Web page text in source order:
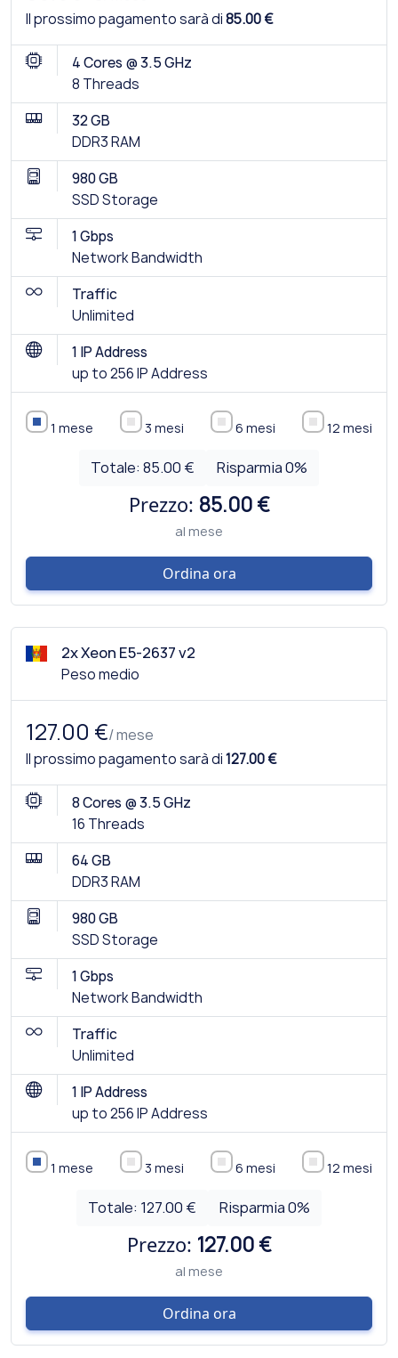
Il prossimo pagamento sarà di85.00 €
4 Cores @ 3.5 GHz
8 Threads
32 GB
DDR3 RAM
980 GB
SSD Storage
1 Gbps
Network Bandwidth
Traffic
Unlimited
1 IP Address
up to 256 IP Address
1 mese 3 mesi 6 mesi 12 mesi
Totale: 85.00 € Risparmia0%
Prezzo: 85.00 €
al mese
Ordina ora
2x Xeon E5-2637 v2
Peso medio
127.00 €/ mese
Il prossimo pagamento sarà di127.00 €
8 Cores @ 3.5 GHz
16 Threads
64 GB
DDR3 RAM
980 GB
SSD Storage
1 Gbps
Network Bandwidth
Traffic
Unlimited
1 IP Address
up to 256 IP Address
1 mese 3 mesi 6 mesi 12 mesi
Totale: 127.00 € Risparmia0%
Prezzo: 127.00 €
al mese
Ordina ora